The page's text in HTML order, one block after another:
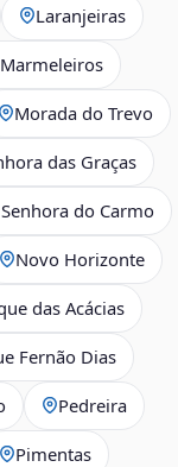
Laranjeiras
Marmeleiros
Morada do Trevo
das Graças
do Carmo
Novo Horizonte
das Acácias
Fernão Dias
Pedreira
Pimentas